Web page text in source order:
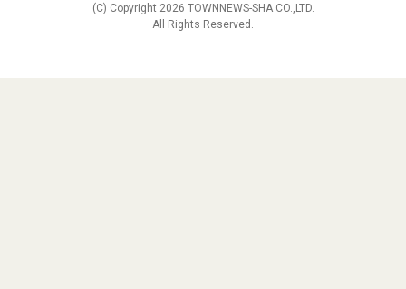
(C) Copyright 2026 TOWNNEWS-SHA CO.,LTD.
All Rights Reserved.